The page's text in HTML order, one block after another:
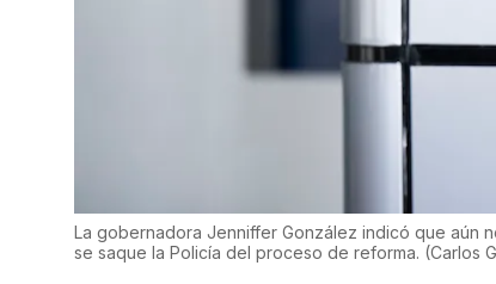
La gobernadora Jenniffer González indicó que aún
se saque la Policía del proceso de reforma. (Carlos